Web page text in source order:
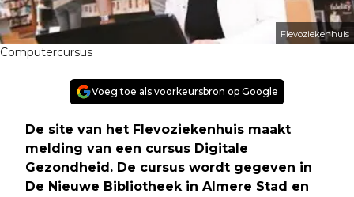
Flevoziekenhuis
Computercursus
Voeg toe als voorkeursbron op Google
De site van het Flevoziekenhuis maakt
melding van een cursus Digitale
Gezondheid. De cursus wordt gegeven in
De Nieuwe Bibliotheek in Almere Stad en